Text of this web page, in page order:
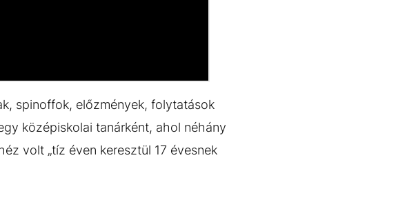
spinoffok, előzmények, folytatások
középiskolai tanárként, ahol néhány
volt „tíz éven keresztül 17 évesnek